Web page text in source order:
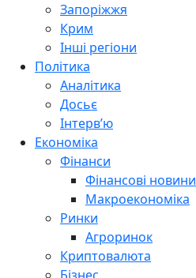
Запоріжжя
Крим
Інші регіони
Політика
Аналітика
Досьє
Інтерв’ю
Економіка
Фінанси
Фінансові новини
Макроекономіка
Ринки
Агроринок
Криптовалюта